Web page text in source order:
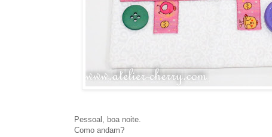
Pessoal, boa noite.
Como andam?